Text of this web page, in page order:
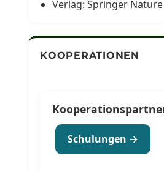
Verlag: Springer Nature
KOOPERATIONEN
Schulungen →